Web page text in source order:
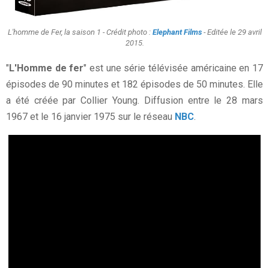
L'homme de Fer, la saison 1 - Crédit photo : Elephant Films- Editée le 29 avril
2015.
" L'Homme de fer" est une série télévisée américaine en 17
épisodes de 90 minutes et 182 épisodes de 50 minutes. Elle
a été créée par Collier Young. Diffusion entre le 28 mars
1967 et le 16 janvier 1975 sur le réseau NBC.